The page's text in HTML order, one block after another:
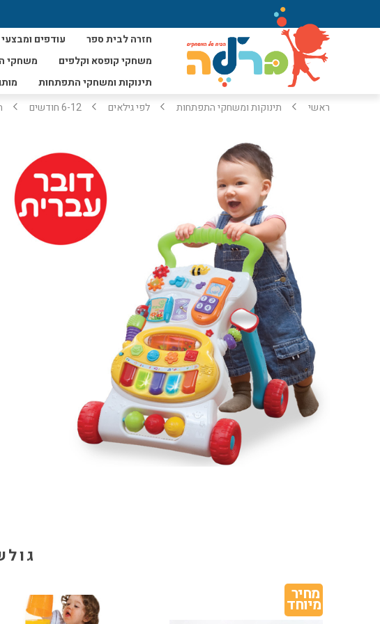
חזרה לבית ספר עודפים
משחקי קופסא וקלפים
משחקי
תינוקות ומשחקי התפתחות
ראשי תינוקות ומשחקי התפתחות לפי גילאים 6-12 חודשים
מחיר
מיוחד